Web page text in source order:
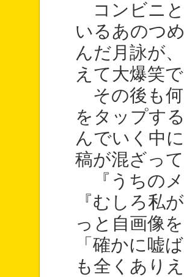
コンビニと
いるあのつ
んだ月詠が
えて大爆笑
その後も何
をタップす
んでいく中
稿が混ざっ
『うちのメ
『むしろ私
っと自画像
「確かに嘘
も全くあり